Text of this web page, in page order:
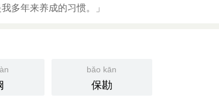
多年来养成的习惯。」
bǎo kān
保勘